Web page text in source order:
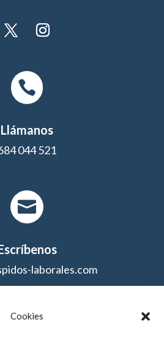
Cookies

Llámanos
044 521

laborales.com